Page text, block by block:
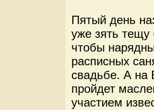
Пятый день
уже зять тещу
чтобы
расписных
свадьбе. А на
пройдет
участием